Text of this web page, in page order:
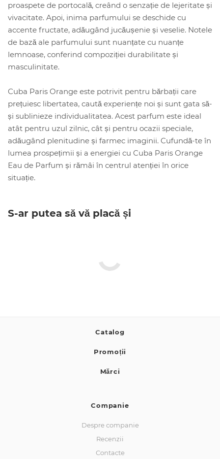
proaspete de portocală, creând o senzație de lejeritate și
vivacitate. Apoi, inima parfumului se deschide cu
accente fructate, adăugând jucăușenie și veselie. Notele
de bază ale parfumului sunt nuanțate cu nuanțe
lemnoase, conferind compoziției durabilitate și
masculinitate.
Cuba Paris Orange este potrivit pentru bărbații care
prețuiesc libertatea, caută experiențe noi și sunt gata să-
și sublinieze individualitatea. Acest parfum este ideal
atât pentru uzul zilnic, cât și pentru ocazii speciale,
adăugând plenitudine și farmec imaginii. Cufundă-te în
lumea prospețimii și a energiei cu Cuba Paris Orange
Eau de Parfum și rămâi în centrul atenției în orice
situație.
S-ar putea să vă placă și
Catalog
Promoții
Mărci
Companie
Despre companie
Recenzii
Contacte